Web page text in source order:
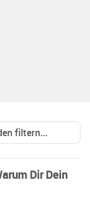
Dir Dein